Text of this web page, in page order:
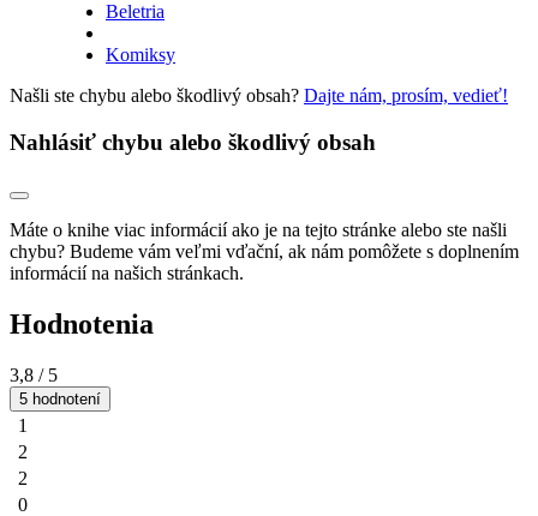
Beletria
Komiksy
Našli ste chybu alebo škodlivý obsah? Dajte nám, prosím, vedieť!
Nahlásiť chybu alebo škodlivý obsah
Máte o knihe viac informácií ako je na tejto stránke alebo ste našli
chybu? Budeme vám veľmi vďační, ak nám pomôžete s doplnením
informácií na našich stránkach.
Hodnotenia
3,8 / 5
5 hodnotení
1
2
2
0